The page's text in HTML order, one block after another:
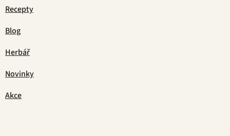
Recepty
Blog
Herbář
Novinky
Akce